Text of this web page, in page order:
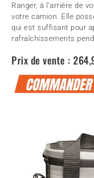
Ranger, à l’arrière de
votre camion. Elle
qui est suffisant pour
rafraîchissements
Prix de vente :